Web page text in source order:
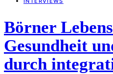
Börner
Gesundheit
durch